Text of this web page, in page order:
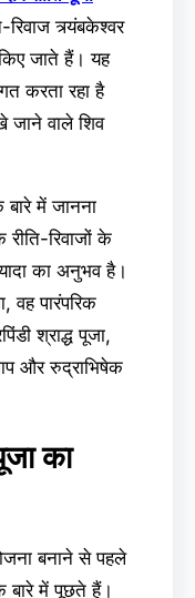
त्र्यंबकेश्वर
किए जाते हैं। यह
करता रहा है
जाने वाले शिव
में जानना
रिवाजों के
का अनुभव है।
वह पारंपरिक
श्राद्ध पूजा,
और रुद्राभिषेक
का
बनाने से पहले
बारे में पूछते हैं।